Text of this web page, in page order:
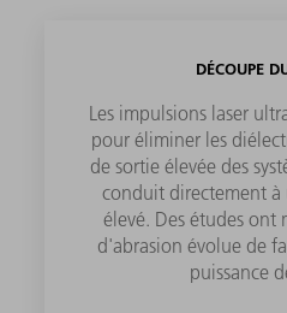
DÉCOUPE
Les impulsions laser
pour éliminer les
de sortie élevée des
conduit directement
élevé. Des études ont
d'abrasion évolue de
puissance